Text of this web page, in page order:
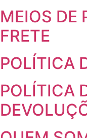
MEIOS DE
FRETE
POLÍTICA
POLÍTICA